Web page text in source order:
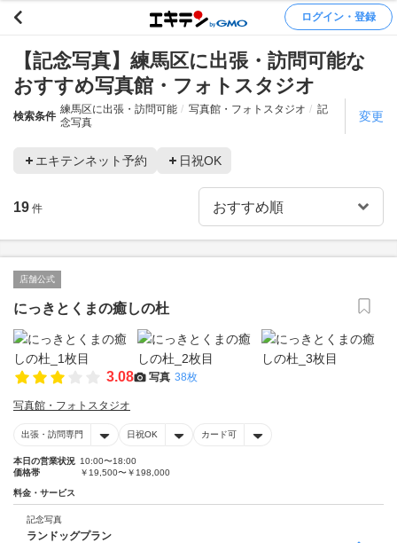
ログイン・登録
【記念写真】練馬区に出張・訪問可能な
おすすめ写真館・フォトスタジオ
検索条件
練馬区に出張・訪問可能 写真館・フォトスタジオ
記
念写真
変更
エキテンネット予約 日祝OK
19 件
店舗公式
にっきとくまの癒しの杜
3.08 写真 38枚
写真館・フォトスタジオ
出張・訪問専門 日祝OK カード可
本日の営業状況 10:00〜18:00
価格帯
￥19,500〜￥198,000
料金・サービス
記念写真
ランドッグプラン